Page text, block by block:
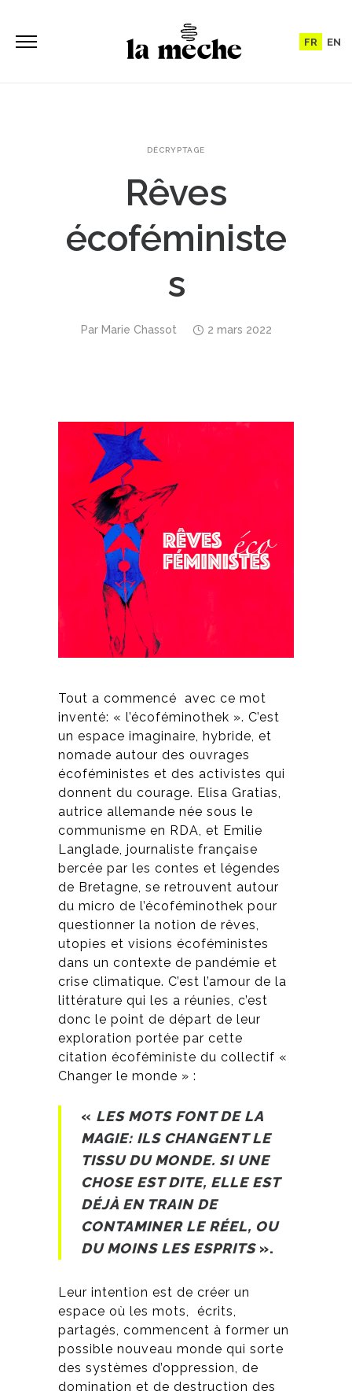
FR EN
DÉCRYPTAGE
Rêves
écoféministe
s
Par Marie Chassot 2 mars 2022
Tout a commencé avec ce mot
inventé: « l’écoféminothek ». C’est
un espace imaginaire, hybride, et
nomade autour des ouvrages
écoféministes et des activistes qui
donnent du courage. Elisa Gratias,
autrice allemande née sous le
communisme en RDA, et Emilie
Langlade, journaliste française
bercée par les contes et légendes
de Bretagne, se retrouvent autour
du micro de l’écoféminothek pour
questionner la notion de rêves,
utopies et visions écoféministes
dans un contexte de pandémie et
crise climatique. C’est l’amour de la
littérature qui les a réunies, c’est
donc le point de départ de leur
exploration portée par cette
citation écoféministe du collectif «
Changer le monde » :
« LES MOTS FONT DE LA
MAGIE: ILS CHANGENT LE
TISSU DU MONDE. SI UNE
CHOSE EST DITE, ELLE EST
DÉJÀ EN TRAIN DE
CONTAMINER LE RÉEL, OU
DU MOINS LES ESPRITS ».
Leur intention est de créer un
espace où les mots,
écrits,
partagés, commencent à former un
possible nouveau monde qui sorte
des systèmes d’oppression, de
domination et de destruction des